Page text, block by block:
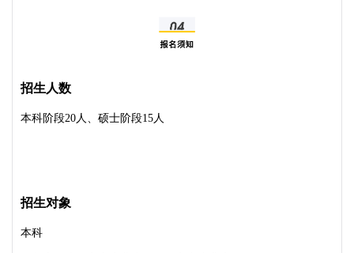
招生人数
本科阶段20人、硕士阶段15人
招生对象
本科